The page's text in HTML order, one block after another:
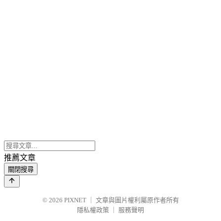
推薦文章
關閉搜尋
© 2026 PIXNET
文章與圖片權利屬原作者所有
隱私權政策
服務聲明